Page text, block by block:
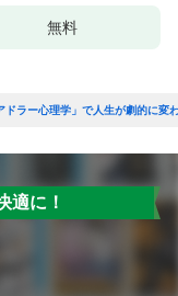
無料
ドラー心理学」で人生が劇的に
適に！